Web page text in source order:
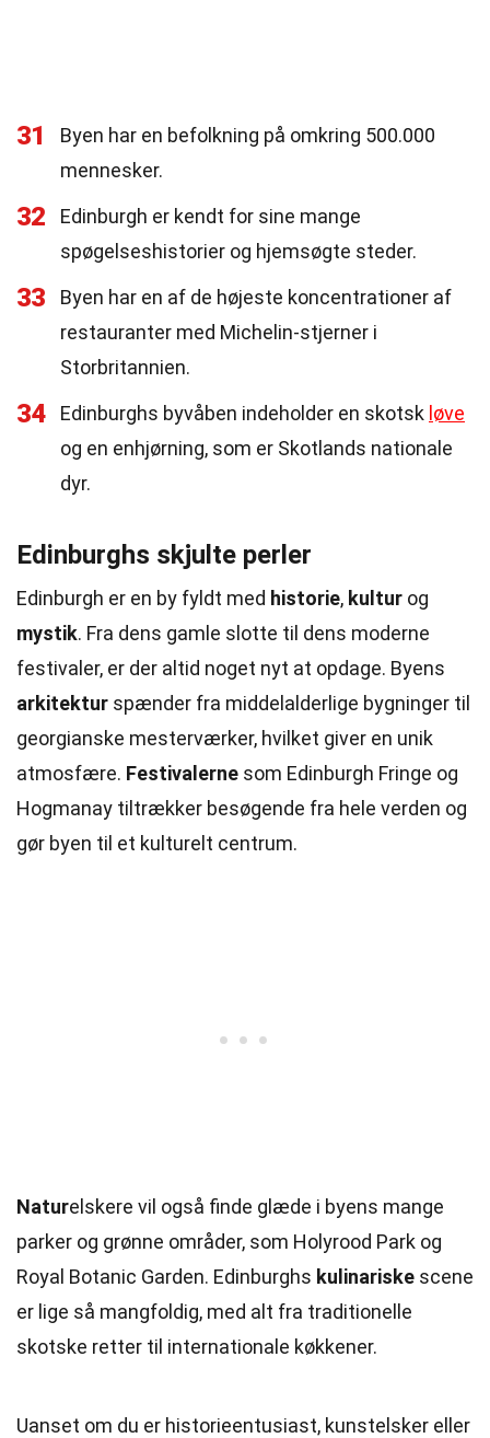
31
Byen har en befolkning på omkring 500.000
mennesker.
32
Edinburgh er kendt for sine mange
spøgelseshistorier og hjemsøgte steder.
33
Byen har en af de højeste koncentrationer af
restauranter med Michelin-stjerner i
Storbritannien.
34 Edinburghs byvåben indeholder en skotsk løve
og en enhjørning, som er Skotlands nationale
dyr.
Edinburghs skjulte perler
Edinburgh er en by fyldt med historie, kultur og
mystik. Fra dens gamle slotte til dens moderne
festivaler, er der altid noget nyt at opdage. Byens
arkitektur spænder fra middelalderlige bygninger til
georgianske mesterværker, hvilket giver en unik
atmosfære. Festivalerne som Edinburgh Fringe og
Hogmanay tiltrækker besøgende fra hele verden og
gør byen til et kulturelt centrum.
Naturelskere vil også finde glæde i byens mange
parker og grønne områder, som Holyrood Park og
Royal Botanic Garden. Edinburghs kulinariske scene
er lige så mangfoldig, med alt fra traditionelle
skotske retter til internationale køkkener.
Uanset om du er historieentusiast, kunstelsker eller